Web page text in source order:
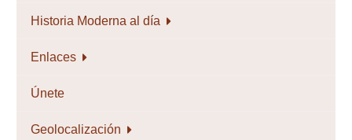
Historia Moderna al día
Enlaces
Únete
Geolocalización